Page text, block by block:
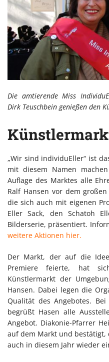
Die amtierende Miss
Dirk Teuschbein genießen den
„Wir sind individuEller“ ist
mit diesem Namen
Auflage des Marktes alle
Ralf Hansen vor dem
die sich auch mit eigenen
Eller Sack, den Schatoh
Bilderserie, präsentiert.
weitere Aktionen hier.
Der Markt, der auf die
Premiere feierte, hat
Künstlermarkt der
Hansen. Dabei legen die
Qualität des Angebotes.
begrüßt Hasen alle
Angebot. Diakonie-Pfarrer
auf dem Markt und bestätigt,
auch in diesem Jahr wieder